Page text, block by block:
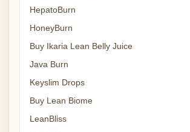
HepatoBurn
HoneyBurn
Buy Ikaria Lean Belly Juice
Java Burn
Keyslim Drops
Buy Lean Biome
LeanBliss